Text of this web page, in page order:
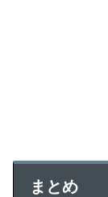
まとめ